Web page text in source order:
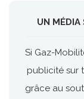
UN MÉDIA
Si Gaz-
publicité sur
grâce au